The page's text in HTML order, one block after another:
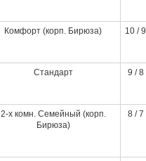
Комфорт (корп. Бирюза) 10 / 9
Стандарт 9 / 8
2-х комн. Семейный (корп.
Бирюза)
8 / 7